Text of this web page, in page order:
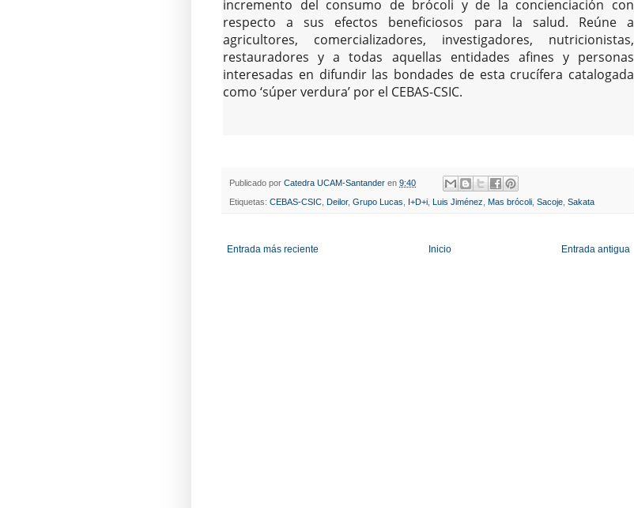
incremento del consumo de brócoli y de la concienciación con
respecto a sus efectos beneficiosos para la salud. Reúne a
agricultores, comercializadores, investigadores, nutricionistas,
restauradores y a todas aquellas entidades afines y personas
interesadas en difundir las bondades de esta crucífera catalogada
como ‘súper verdura’ por el CEBAS-CSIC.
Publicado por Catedra UCAM-Santander en 9:40
Etiquetas: CEBAS-CSIC Deilor, Grupo Lucas I+D+i Luis Jiménez Mas brócoli Sacoje Sakata
Entrada más reciente Entrada antigua
Inicio